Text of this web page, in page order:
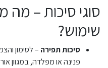
סוגי סיכות – מה
שימוש?
סיכות תפירה – לסימון
פנינה או מפלדה, במגוון